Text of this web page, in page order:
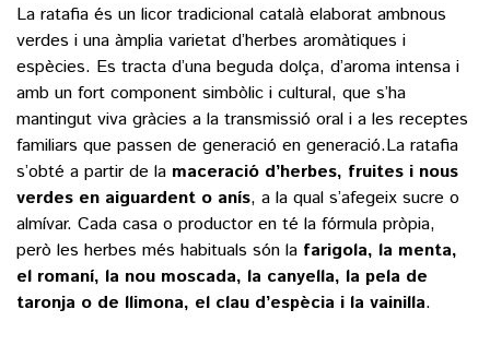
POLÍTICA
SOCIETAT
ECONOMIA
FUTBOL
HOQUEI PATINS
MOTOR
VEURE TOTES
CULTURA
ARTS ESCÈNIQUES
CULTURA POPULAR
LLIBRES
CALAIX
VEURE TOTES
SUPLEMENTS
FOTOGALERIES
9MAGAZÍN
AGENDA
BLOGOSFERA
La ratafia és un licor tradicional català elaborat ambnous
verdes i una àmplia varietat d’herbes aromàtiques i
espècies. Es tracta d’una beguda dolça, d’aroma intensa i
amb un fort component simbòlic i cultural, que s’ha
mantingut viva gràcies a la transmissió oral i a les receptes
familiars que passen de generació en generació.La ratafia
s’obté a partir de la maceració d’herbes, fruites i nous
verdes en aiguardent o anís, a la qual s’afegeix sucre o
almívar. Cada casa o productor en té la fórmula pròpia,
però les herbes més habituals són la farigola, la menta,
el romaní, la nou moscada, la canyella, la pela de
taronja o de llimona, el clau d’espècia i la vainilla.